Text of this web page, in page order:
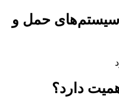
سیستم‌های حمل و
دارد؟